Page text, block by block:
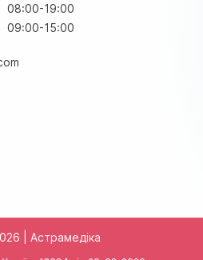
08:00-19:00
09:00-15:00
| Астрамедіка